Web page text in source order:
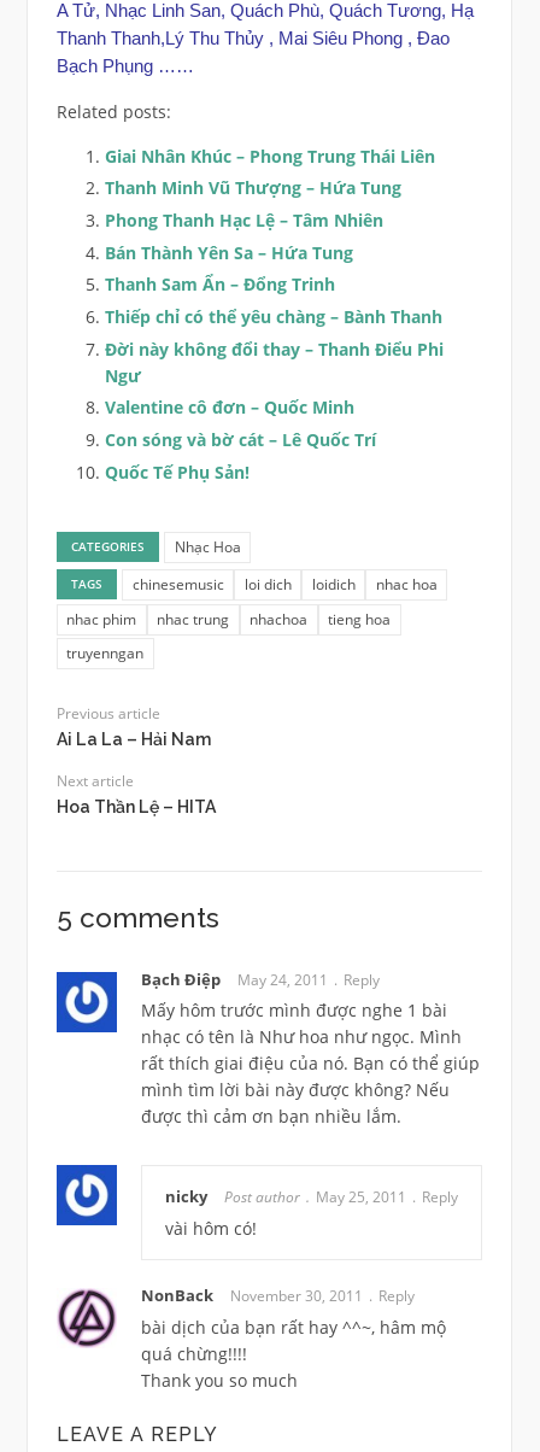
A Tử, Nhạc Linh San, Quách Phù, Quách Tương, Hạ
Thanh Thanh,Lý Thu Thủy , Mai Siêu Phong , Đao
Bạch Phụng ……
Related posts:
Giai Nhân Khúc – Phong Trung Thái Liên
Thanh Minh Vũ Thượng – Hứa Tung
Phong Thanh Hạc Lệ – Tâm Nhiên
Bán Thành Yên Sa – Hứa Tung
Thanh Sam Ẩn – Đổng Trinh
Thiếp chỉ có thể yêu chàng – Bành Thanh
Đời này không đổi thay – Thanh Điểu Phi
Ngư
Valentine cô đơn – Quốc Minh
Con sóng và bờ cát – Lê Quốc Trí
Quốc Tế Phụ Sản!
CATEGORIES Nhạc Hoa
TAGS chinesemusic loi dich loidich
nhac hoa
nhac phim
nhac trung nhachoa
tieng hoa
truyenngan
Previous article
Ai La La – Hải Nam
Next article
Hoa Thần Lệ – HITA
5 comments
Bạch Điệp May 24, 2011 Reply
Mấy hôm trước mình được nghe 1 bài
nhạc có tên là Như hoa như ngọc. Mình
rất thích giai điệu của nó. Bạn có thể giúp
mình tìm lời bài này được không? Nếu
được thì cảm ơn bạn nhiều lắm.
nicky Post author May 25, 2011 Reply
vài hôm có!
NonBack November 30, 2011 Reply
bài dịch của bạn rất hay ^^~, hâm mộ
quá chừng!!!!
Thank you so much
LEAVE A REPLY